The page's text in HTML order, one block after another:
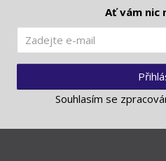
Ať vám nic
Souhlasím se